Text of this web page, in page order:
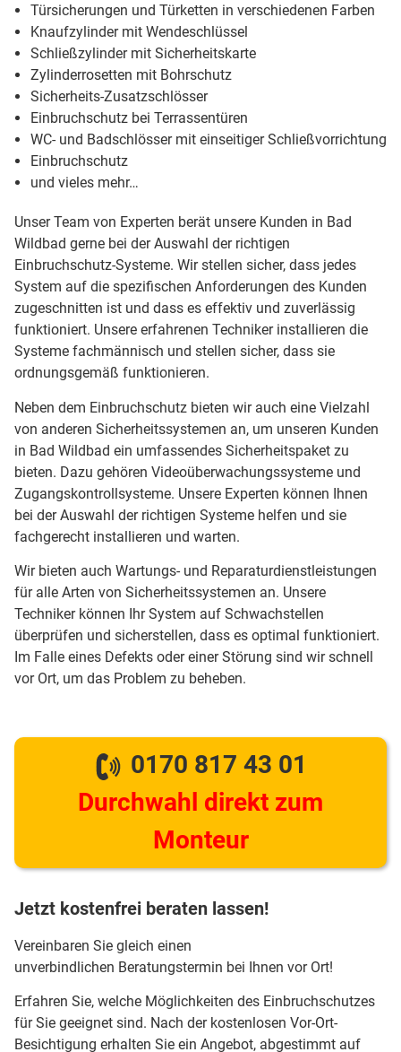
Türsicherungen und Türketten in verschiedenen Farben
Knaufzylinder mit Wendeschlüssel
Schließzylinder mit Sicherheitskarte
Zylinderrosetten mit Bohrschutz
Sicherheits-Zusatzschlösser
Einbruchschutz bei Terrassentüren
WC- und Badschlösser mit einseitiger Schließvorrichtung
Einbruchschutz
und vieles mehr…
Unser Team von Experten berät unsere Kunden in Bad
Wildbad gerne bei der Auswahl der richtigen
Einbruchschutz-Systeme. Wir stellen sicher, dass jedes
System auf die spezifischen Anforderungen des Kunden
zugeschnitten ist und dass es effektiv und zuverlässig
funktioniert. Unsere erfahrenen Techniker installieren die
Systeme fachmännisch und stellen sicher, dass sie
ordnungsgemäß funktionieren.
Neben dem Einbruchschutz bieten wir auch eine Vielzahl
von anderen Sicherheitssystemen an, um unseren Kunden
in Bad Wildbad ein umfassendes Sicherheitspaket zu
bieten. Dazu gehören Videoüberwachungssysteme und
Zugangskontrollsysteme. Unsere Experten können Ihnen
bei der Auswahl der richtigen Systeme helfen und sie
fachgerecht installieren und warten.
Wir bieten auch Wartungs- und Reparaturdienstleistungen
für alle Arten von Sicherheitssystemen an. Unsere
Techniker können Ihr System auf Schwachstellen
überprüfen und sicherstellen, dass es optimal funktioniert.
Im Falle eines Defekts oder einer Störung sind wir schnell
vor Ort, um das Problem zu beheben.
0170 817 43 01
Durchwahl direkt zum
Monteur
Jetzt kostenfrei beraten lassen!
Vereinbaren Sie gleich einen
unverbindlichen Beratungstermin bei Ihnen vor Ort!
Erfahren Sie, welche Möglichkeiten des Einbruchschutzes
für Sie geeignet sind. Nach der kostenlosen Vor-Ort-
Besichtigung erhalten Sie ein Angebot, abgestimmt auf